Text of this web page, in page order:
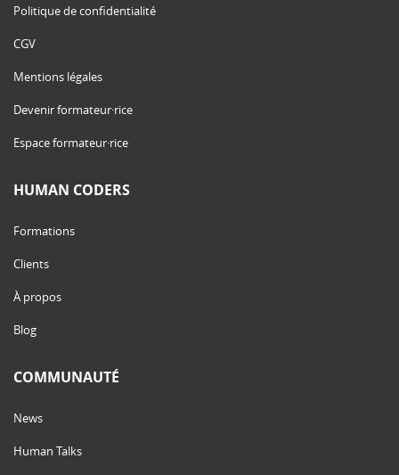
Politique de confidentialité
CGV
Mentions légales
Devenir formateur·rice
Espace formateur·rice
HUMAN CODERS
Formations
Clients
À propos
Blog
COMMUNAUTÉ
News
Human Talks